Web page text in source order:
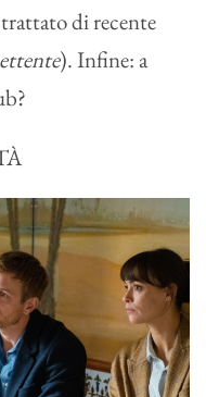
di recente
). Infine: a